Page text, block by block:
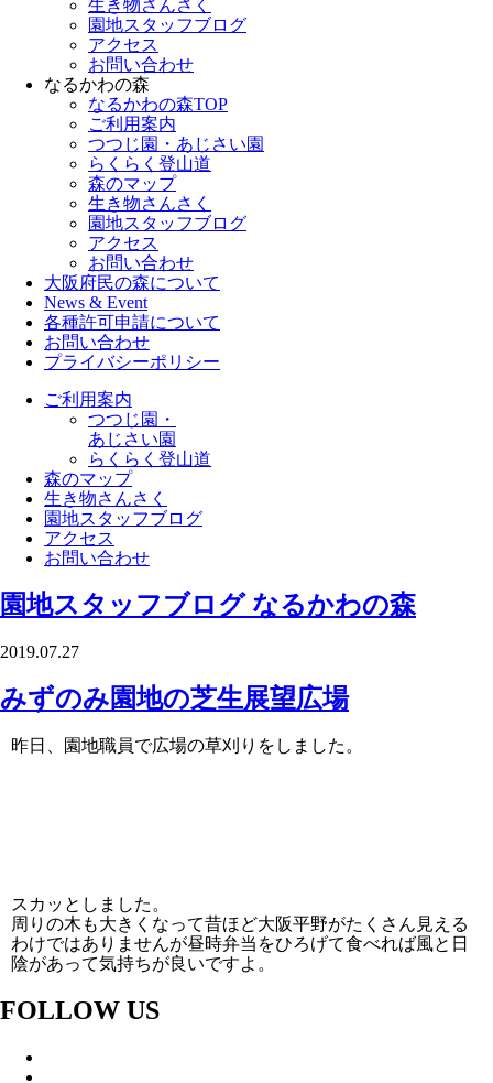
生き物さんさく
園地スタッフブログ
アクセス
お問い合わせ
なるかわの森
なるかわの森TOP
ご利用案内
つつじ園・あじさい園
らくらく登山道
森のマップ
生き物さんさく
園地スタッフブログ
アクセス
お問い合わせ
大阪府民の森について
News & Event
各種許可申請について
お問い合わせ
プライバシーポリシー
ご利用案内
つつじ園・
あじさい園
らくらく登山道
森のマップ
生き物さんさく
園地スタッフブログ
アクセス
お問い合わせ
園地スタッフブログ なるかわの森
2019.07.27
みずのみ園地の芝生展望広場
昨日、園地職員で広場の草刈りをしました。
スカッとしました。
周りの木も大きくなって昔ほど大阪平野がたくさん見える
わけではありませんが昼時弁当をひろげて食べれば風と日
陰があって気持ちが良いですよ。
FOLLOW US